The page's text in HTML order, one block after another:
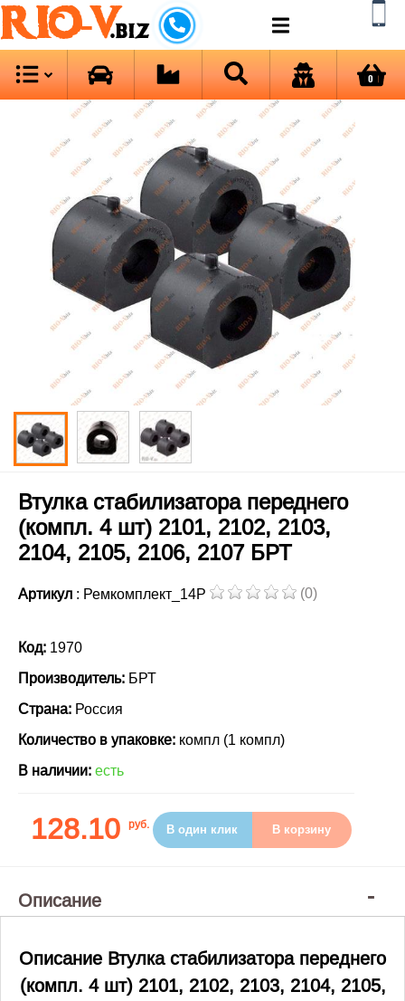
RIO-V.biz
0
Втулка стабилизатора переднего
(компл. 4 шт) 2101, 2102, 2103,
2104, 2105, 2106, 2107 БРТ
Артикул : Ремкомплект_14Р (0)
Код: 1970
Производитель: БРТ
Страна: Россия
Количество в упаковке: компл (1 компл)
В наличии: есть
128.10 руб. В один клик В корзину
Описание
Описание Втулка стабилизатора переднего
(компл. 4 шт) 2101, 2102, 2103, 2104, 2105,